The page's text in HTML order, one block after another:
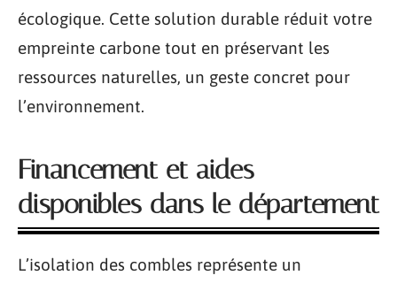
écologique. Cette solution durable réduit votre
empreinte carbone tout en préservant les
ressources naturelles, un geste concret pour
l’environnement.
Financement et aides
disponibles dans le département
L’isolation des combles représente un